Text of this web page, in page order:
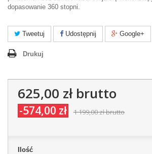
dopasowanie 360 stopni.
Tweetuj Udostępnij Google+
Drukuj
625,00 złbrutto
-574,00 zł 1 199,00 złbrutto
Ilość